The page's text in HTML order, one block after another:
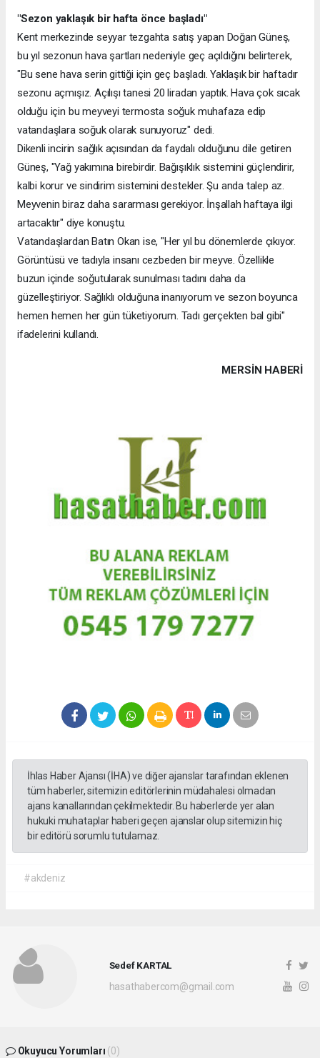
"Sezon yaklaşık bir hafta önce başladı"
Kent merkezinde seyyar tezgahta satış yapan Doğan Güneş,
bu yıl sezonun hava şartları nedeniyle geç açıldığını belirterek,
"Bu sene hava serin gittiği için geç başladı. Yaklaşık bir haftadır
sezonu açmışız. Açılışı tanesi 20 liradan yaptık. Hava çok sıcak
olduğu için bu meyveyi termosta soğuk muhafaza edip
vatandaşlara soğuk olarak sunuyoruz" dedi.
Dikenli incirin sağlık açısından da faydalı olduğunu dile getiren
Güneş, "Yağ yakımına birebirdir. Bağışıklık sistemini güçlendirir,
kalbi korur ve sindirim sistemini destekler. Şu anda talep az.
Meyvenin biraz daha sararması gerekiyor. İnşallah haftaya ilgi
artacaktır" diye konuştu.
Vatandaşlardan Batın Okan ise, "Her yıl bu dönemlerde çıkıyor.
Görüntüsü ve tadıyla insanı cezbeden bir meyve. Özellikle
buzun içinde soğutularak sunulması tadını daha da
güzelleştiriyor. Sağlıklı olduğuna inanıyorum ve sezon boyunca
hemen hemen her gün tüketiyorum. Tadı gerçekten bal gibi"
ifadelerini kullandı.
MERSIN HABERİ
İhlas Haber Ajansı (İHA) ve diğer ajanslar tarafından eklenen
tüm haberler, sitemizin editörlerinin müdahalesi olmadan
ajans kanallarından çekilmektedir. Bu haberlerde yer alan
hukuki muhataplar haberi geçen ajanslar olup sitemizin hiç
bir editörü sorumlu tutulamaz.
#akdeniz
Sedef KARTAL
hasathabercom@gmail.com
Okuyucu Yorumları (0)